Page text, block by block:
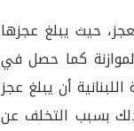
تتلخص في العجز، حيث يبلغ عجزها
كما حصل في
أن يبلغ عجز
بسبب التخلف عن